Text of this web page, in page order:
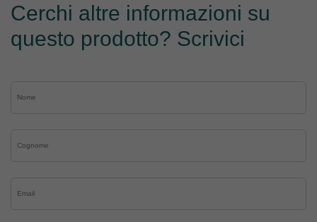
Cerchi altre informazioni su
questo prodotto? Scrivici